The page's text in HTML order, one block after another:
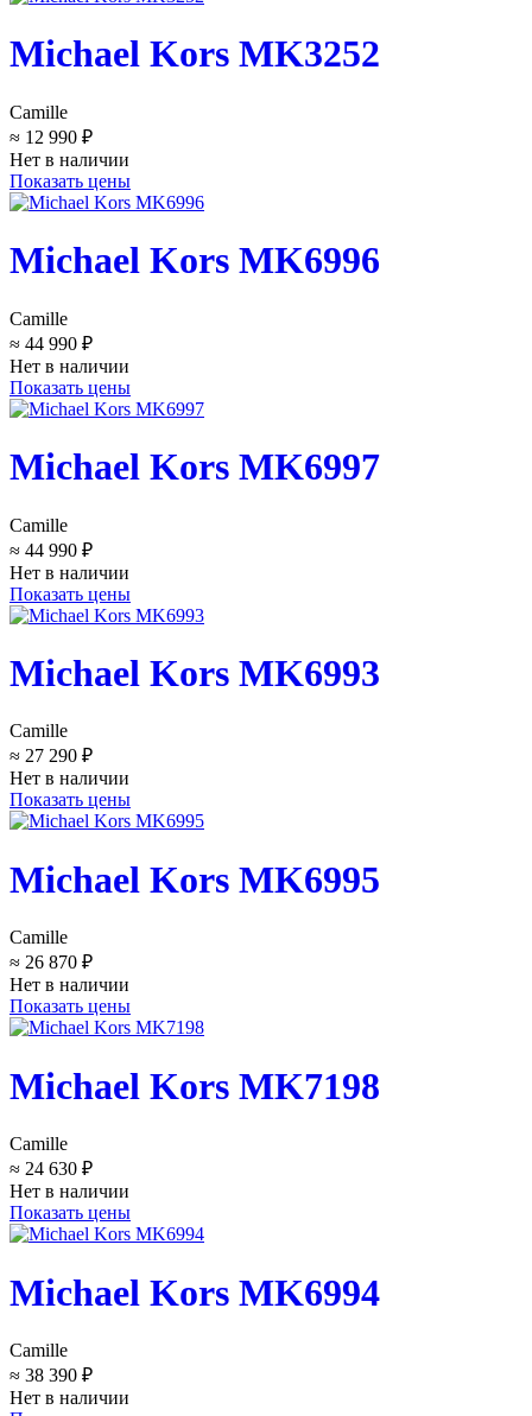
Michael Kors MK3252
Camille
≈ 12 990 ₽
Нет в наличии
Показать цены
Michael Kors MK6996
Camille
≈ 44 990 ₽
Нет в наличии
Показать цены
Michael Kors MK6997
Camille
≈ 44 990 ₽
Нет в наличии
Показать цены
Michael Kors MK6993
Camille
≈ 27 290 ₽
Нет в наличии
Показать цены
Michael Kors MK6995
Camille
≈ 26 870 ₽
Нет в наличии
Показать цены
Michael Kors MK7198
Camille
≈ 24 630 ₽
Нет в наличии
Показать цены
Michael Kors MK6994
Camille
≈ 38 390 ₽
Нет в наличии